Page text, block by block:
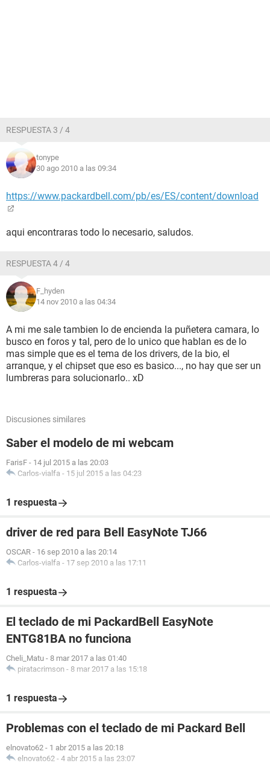
RESPUESTA 3 / 4
tonype
30 ago 2010 a las 09:34
https://www.packardbell.com/pb/es/ES/content/download
aqui encontraras todo lo necesario, saludos.
RESPUESTA 4 / 4
F_hyden
14 nov 2010 a las 04:34
A mi me sale tambien lo de encienda la puñetera camara, lo
busco en foros y tal, pero de lo unico que hablan es de lo
mas simple que es el tema de los drivers, de la bio, el
arranque, y el chipset que eso es basico..., no hay que ser un
lumbreras para solucionarlo.. xD
Discusiones similares
Saber el modelo de mi webcam
FarisF - 14 jul 2015 a las 20:03
Carlos-vialfa - 15 jul 2015 a las 04:23
1 respuesta
driver de red para Bell EasyNote TJ66
OSCAR - 16 sep 2010 a las 20:14
Carlos-vialfa - 17 sep 2010 a las 17:11
1 respuesta
El teclado de mi PackardBell EasyNote
ENTG81BA no funciona
Cheli_Matu - 8 mar 2017 a las 01:40
piratacrimson - 8 mar 2017 a las 15:18
1 respuesta
Problemas con el teclado de mi Packard Bell
elnovato62 - 1 abr 2015 a las 20:18
elnovato62 - 4 abr 2015 a las 23:07